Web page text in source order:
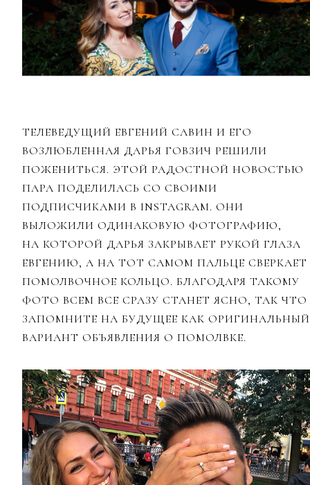
ТЕЛЕВЕДУЩИЙ ЕВГЕНИЙ САВИН И ЕГО
ВОЗЛЮБЛЕННАЯ ДАРЬЯ ГОВЗИЧ РЕШИЛИ
ПОЖЕНИТЬСЯ. ЭТОЙ РАДОСТНОЙ НОВОСТЬЮ
ПАРА ПОДЕЛИЛАСЬ СО СВОИМИ
ПОДПИСЧИКАМИ В INSTAGRAM. ОНИ
ВЫЛОЖИЛИ ОДИНАКОВУЮ ФОТОГРАФИЮ,
НА КОТОРОЙ ДАРЬЯ ЗАКРЫВАЕТ РУКОЙ ГЛАЗА
ЕВГЕНИЮ, А НА ТОТ САМОМ ПАЛЬЦЕ СВЕРКАЕТ
ПОМОЛВОЧНОЕ КОЛЬЦО. БЛАГОДАРЯ ТАКОМУ
ФОТО ВСЕМ ВСЕ СРАЗУ СТАНЕТ ЯСНО, ТАК ЧТО
ЗАПОМНИТЕ НА БУДУЩЕЕ КАК ОРИГИНАЛЬНЫЙ
ВАРИАНТ ОБЪЯВЛЕНИЯ О ПОМОЛВКЕ.